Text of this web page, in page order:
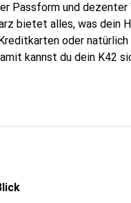
Passform und
bietet alles, was dein
oder
kannst du dein K42
des
problemlos